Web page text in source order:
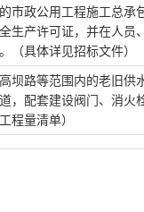
市政公用工程施工总承
生产许可证，并在人员
（具体详见招标文件）
坝路等范围内的老旧供
，配套建设阀门、消火
程量清单）